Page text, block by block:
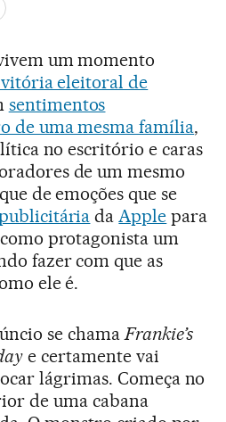
um momento
eleitoral de
sentimentos
de uma mesma família,
no escritório e caras
de um mesmo
de emoções que se
daApple para
protagonista um
fazer com que as
ele é.
se chamaFrankie’s
e certamente vai
lágrimas. Começa no
de uma cabana